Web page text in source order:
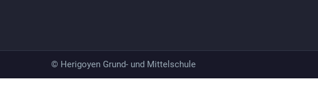
© Herigoyen Grund- und Mittelschule